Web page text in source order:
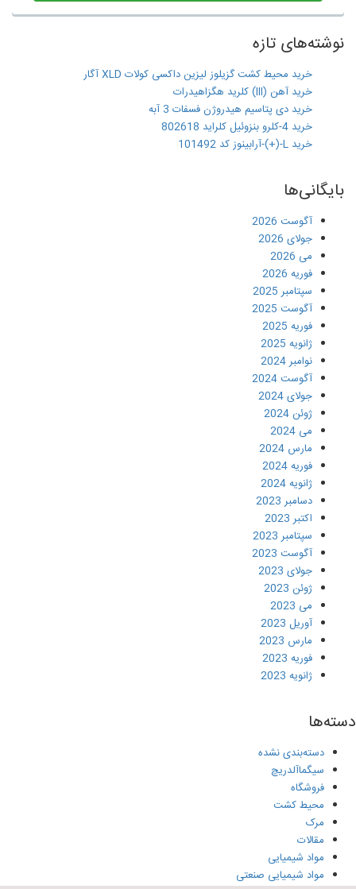
نوشته‌های تازه
خرید محیط کشت گزیلوز لیزین داکسی کولات XLD آگار
خرید آهن (III) کلرید هگزاهیدرات
خرید دی پتاسیم هیدروژن فسفات 3 آبه
خرید 4-کلرو بنزوئیل کلراید 802618
خرید L-(+)-آرابینوز کد 101492
بایگانی‌ها
آگوست 2026
جولای 2026
می 2026
فوریه 2026
سپتامبر 2025
آگوست 2025
فوریه 2025
ژانویه 2025
نوامبر 2024
آگوست 2024
جولای 2024
ژوئن 2024
می 2024
مارس 2024
فوریه 2024
ژانویه 2024
دسامبر 2023
اکتبر 2023
سپتامبر 2023
آگوست 2023
جولای 2023
ژوئن 2023
می 2023
آوریل 2023
مارس 2023
فوریه 2023
ژانویه 2023
دسته‌ها
دسته‌بندی نشده
سیگماآلدریچ
فروشگاه
محیط کشت
مرک
مقالات
مواد شیمیایی
مواد شیمیایی صنعتی